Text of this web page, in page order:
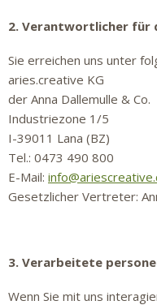
2. Verantwortlicher für
Sie erreichen uns unter
aries.creative KG
der Anna Dallemulle & Co.
Industriezone 1/5
I-39011 Lana (BZ)
Tel.: 0473 490 800
E-Mail:
Gesetzlicher Vertreter:
3. Verarbeitete
Wenn Sie mit uns